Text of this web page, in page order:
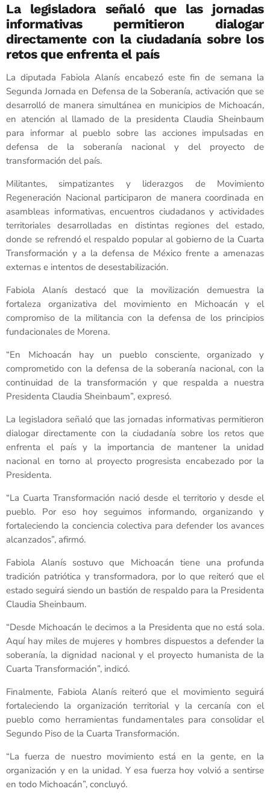
La legisladora señaló que las jornadas
informativas permitieron dialogar
directamente con la ciudadanía sobre los
retos que enfrenta el país
La diputada Fabiola Alanís encabezó este fin de semana la
Segunda Jornada en Defensa de la Soberanía, activación que se
desarrolló de manera simultánea en municipios de Michoacán,
en atención al llamado de la presidenta Claudia Sheinbaum
para informar al pueblo sobre las acciones impulsadas en
defensa de la soberanía nacional y del proyecto de
transformación del país.
Militantes, simpatizantes y liderazgos de Movimiento
Regeneración Nacional participaron de manera coordinada en
asambleas informativas, encuentros ciudadanos y actividades
territoriales desarrolladas en distintas regiones del estado,
donde se refrendó el respaldo popular al gobierno de la Cuarta
Transformación y a la defensa de México frente a amenazas
externas e intentos de desestabilización.
Fabiola Alanís destacó que la movilización demuestra la
fortaleza organizativa del movimiento en Michoacán y el
compromiso de la militancia con la defensa de los principios
fundacionales de Morena.
“En Michoacán hay un pueblo consciente, organizado y
comprometido con la defensa de la soberanía nacional, con la
continuidad de la transformación y que respalda a nuestra
Presidenta Claudia Sheinbaum”, expresó.
La legisladora señaló que las jornadas informativas permitieron
dialogar directamente con la ciudadanía sobre los retos que
enfrenta el país y la importancia de mantener la unidad
nacional en torno al proyecto progresista encabezado por la
Presidenta.
“La Cuarta Transformación nació desde el territorio y desde el
pueblo. Por eso hoy seguimos informando, organizando y
fortaleciendo la conciencia colectiva para defender los avances
alcanzados”, afirmó.
Fabiola Alanís sostuvo que Michoacán tiene una profunda
tradición patriótica y transformadora, por lo que reiteró que el
estado seguirá siendo un bastión de respaldo para la Presidenta
Claudia Sheinbaum.
“Desde Michoacán le decimos a la Presidenta que no está sola.
Aquí hay miles de mujeres y hombres dispuestos a defender la
soberanía, la dignidad nacional y el proyecto humanista de la
Cuarta Transformación”, indicó.
Finalmente, Fabiola Alanís reiteró que el movimiento seguirá
fortaleciendo la organización territorial y la cercanía con el
pueblo como herramientas fundamentales para consolidar el
Segundo Piso de la Cuarta Transformación.
“La fuerza de nuestro movimiento está en la gente, en la
organización y en la unidad. Y esa fuerza hoy volvió a sentirse
en todo Michoacán”, concluyó.